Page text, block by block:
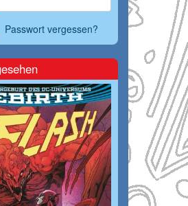
Passwort vergessen?